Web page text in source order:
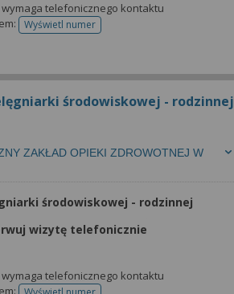
telefonicznego kontaktu
Wyświetl numertelefonu do rejestracji
środowiskowej - rodzinnej
ZAKŁAD OPIEKI ZDROWOTNEJ W
środowiskowej - rodzinnej
wizytę telefonicznie
telefonicznego kontaktu